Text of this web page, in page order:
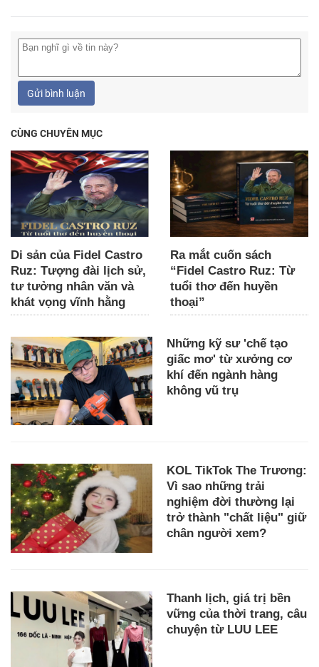
Gửi bình luận
CÙNG CHUYÊN MỤC
Di sản của Fidel Castro
Ruz: Tượng đài lịch sử,
tư tưởng nhân văn và
khát vọng vĩnh hằng
Ra mắt cuốn sách
“Fidel Castro Ruz: Từ
tuổi thơ đến huyền
thoại”
Những kỹ sư 'chế tạo
giấc mơ' từ xưởng cơ
khí đến ngành hàng
không vũ trụ
KOL TikTok The Trương:
Vì sao những trải
nghiệm đời thường lại
trở thành "chất liệu" giữ
chân người xem?
Thanh lịch, giá trị bền
vững của thời trang, câu
chuyện từ LUU LEE